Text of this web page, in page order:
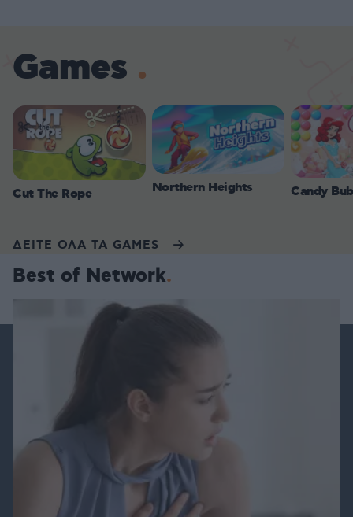
Games
Cut The Rope Northern Heights Candy
ΔΕΙΤΕ ΟΛΑ ΤΑ GAMES
Best of Network